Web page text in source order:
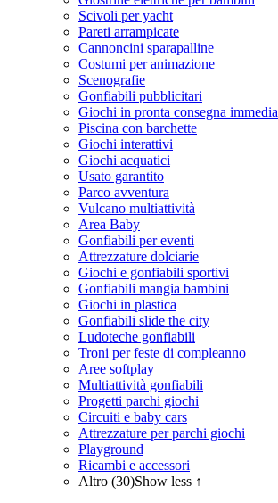
Scivoli per yacht
Pareti arrampicate
Cannoncini sparapalline
Costumi per animazione
Scenografie
Gonfiabili pubblicitari
Giochi in pronta consegna
Piscina con barchette
Giochi interattivi
Giochi acquatici
Usato garantito
Parco avventura
Vulcano multiattività
Area Baby
Gonfiabili per eventi
Attrezzature dolciarie
Giochi e gonfiabili sportivi
Gonfiabili mangia bambini
Giochi in plastica
Gonfiabili slide the city
Ludoteche gonfiabili
Troni per feste di compleanno
Aree softplay
Multiattività gonfiabili
Progetti parchi giochi
Circuiti e baby cars
Attrezzature per parchi giochi
Playground
Ricambi e accessori
Altro (30)Show less ↑